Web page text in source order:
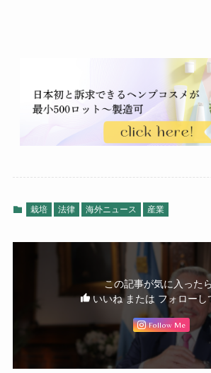
栽培 法律 海外ニュース 産業
この記事が気に入ったら
いいね または フォローし
Follow Me